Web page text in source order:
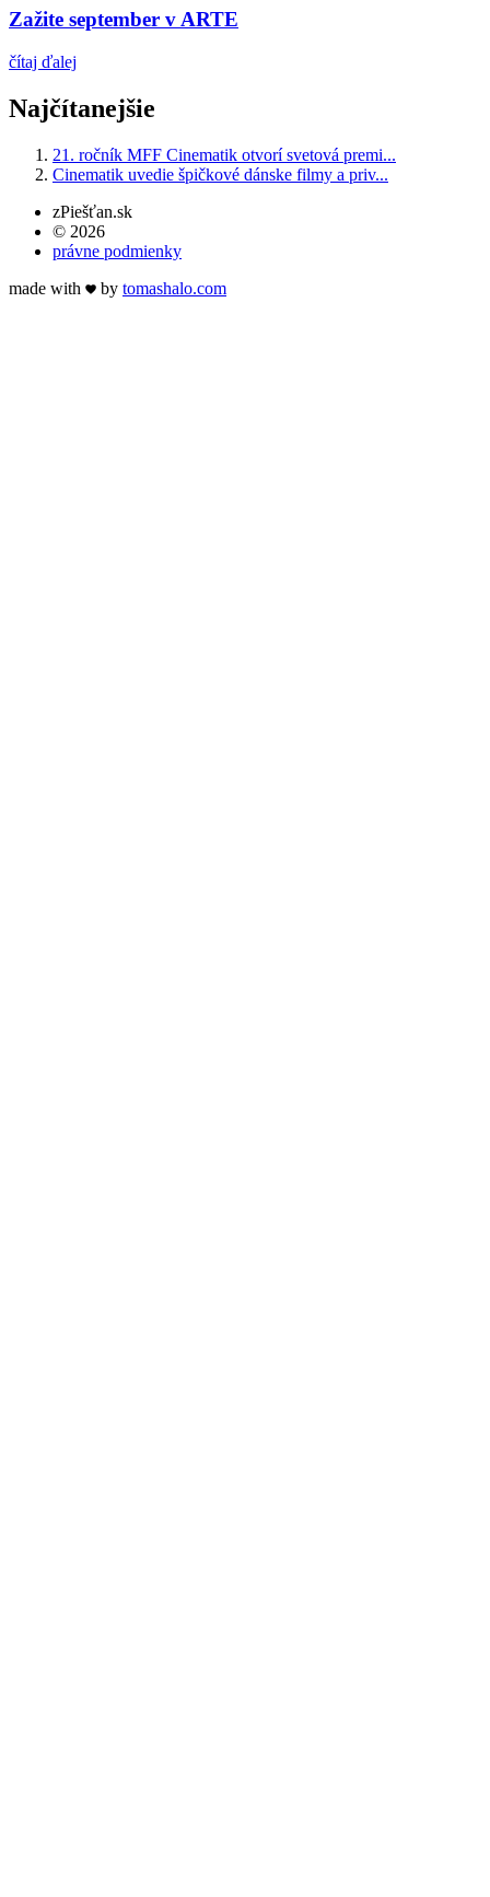
Zažite september v ARTE
čítaj ďalej
Najčítanejšie
21. ročník MFF Cinematik otvorí svetová premi...
Cinematik uvedie špičkové dánske filmy a priv...
zPiešťan.sk
© 2026
právne podmienky
made with
by tomashalo.com